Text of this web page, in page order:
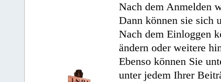
Nach dem Anmelden
Dann können sie sich
Nach dem Einloggen
ändern oder weitere
Ebenso können Sie
unter jedem Ihrer